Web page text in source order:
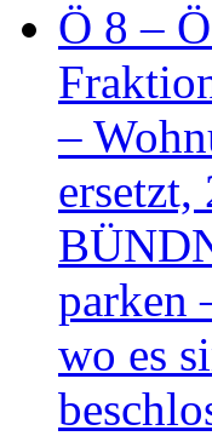
Ö 8 –
–
parken
wo es